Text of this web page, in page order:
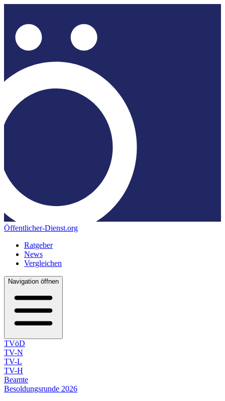
Öffentlicher-Dienst.org
Ratgeber
News
Vergleichen
Navigation öffnen
TVöD
TV-N
TV-L
TV-H
Beamte
Besoldungsrunde 2026